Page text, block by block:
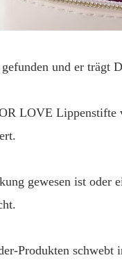
und er trägt
LOVE Lippenstifte
gewesen ist
Produkten